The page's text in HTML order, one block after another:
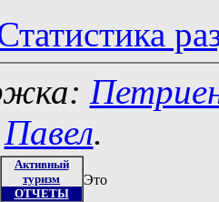
Павел.
Активный
туризм
ОТЧЕТЫ
Это